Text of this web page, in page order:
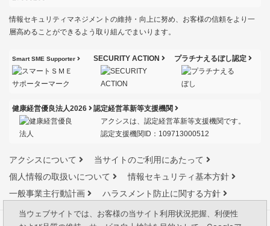
情報セキュリティマネジメントの維持・向上に努め、お客様の信頼をより一
層高めることができるよう取り組んでまいります。
Smart SME Supporter SECURITY ACTION プラチナえるぼし認定
健康経営優良法人2026
認定経営革新等支援機関
アクシスは、認定経営革新等支援機関です。
認定支援機関ID：109713000512
アクシスについて
当サイトのご利用にあたって
個人情報の取扱いについて
情報セキュリティ基本方針
一般事業主行動計画
ハラスメント防止に関する方針
当ウェブサイトでは、お客様の当サイト利用状況把握、利便性